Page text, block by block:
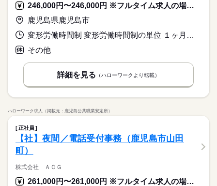
246,000円〜246,000円 ※フルタイム求人の場合は月額（換算額）、パート求人の場合は時間額を表示しています。
鹿児島県鹿児島市
変形労働時間制 変形労働時間制の単位 １ヶ月単位 就業時間１ 9時00分〜18時00分
その他
詳細を見る （ハローワークより転載）
ハローワーク求人（掲載元：鹿児島公共職業安定所）
正社員
【社】夜間／電話受付事務（鹿児島市山田
町）
株式会社 ＡＣＧ
261,000円〜261,000円 ※フルタイム求人の場合は月額（換算額）、パート求人の場合は時間額を表示しています。